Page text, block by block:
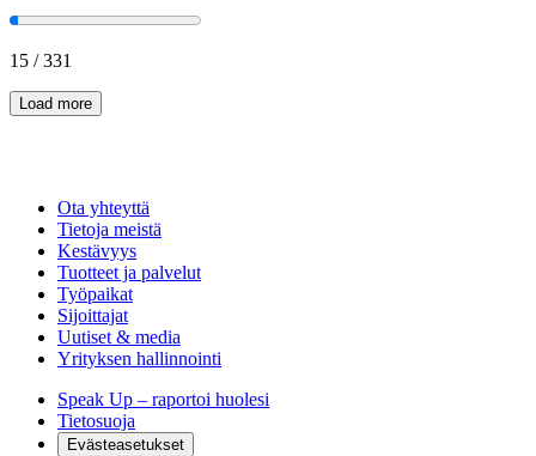
15 /331
Load more
Ota yhteyttä
Tietoja meistä
Kestävyys
Tuotteet ja palvelut
Työpaikat
Sijoittajat
Uutiset & media
Yrityksen hallinnointi
Speak Up – raportoi huolesi
Tietosuoja
Evästeasetukset